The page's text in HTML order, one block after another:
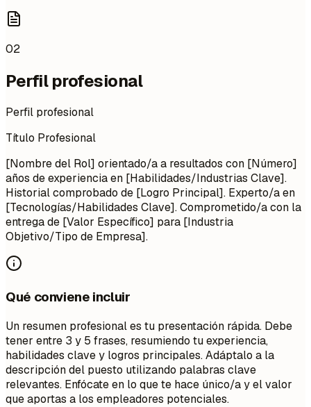
02
Perfil profesional
Perfil profesional
Título Profesional
[Nombre del Rol] orientado/a a resultados con [Número]
años de experiencia en [Habilidades/Industrias Clave].
Historial comprobado de [Logro Principal]. Experto/a en
[Tecnologías/Habilidades Clave]. Comprometido/a con la
entrega de [Valor Específico] para [Industria
Objetivo/Tipo de Empresa].
Qué conviene incluir
Un resumen profesional es tu presentación rápida. Debe
tener entre 3 y 5 frases, resumiendo tu experiencia,
habilidades clave y logros principales. Adáptalo a la
descripción del puesto utilizando palabras clave
relevantes. Enfócate en lo que te hace único/a y el valor
que aportas a los empleadores potenciales.